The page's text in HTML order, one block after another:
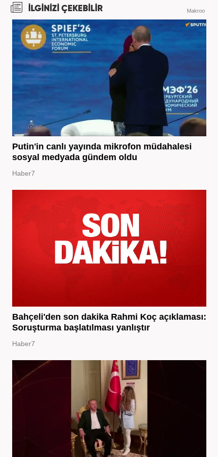
İLGİNİZİ ÇEKEBİLİR Makroo
Putin'in canlı yayında mikrofon müdahalesi
sosyal medyada gündem oldu
Haber7
Bahçeli'den son dakika Rahmi Koç açıklaması:
Soruşturma başlatılması yanlıştır
Haber7